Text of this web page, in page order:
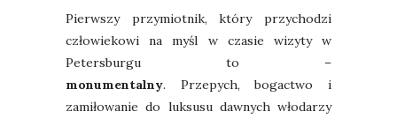
Pierwszy przymiotnik, który przychodzi
człowiekowi na myśl w czasie wizyty w
Petersburgu to –
monumentalny. Przepych, bogactwo i
zamiłowanie do luksusu dawnych włodarzy